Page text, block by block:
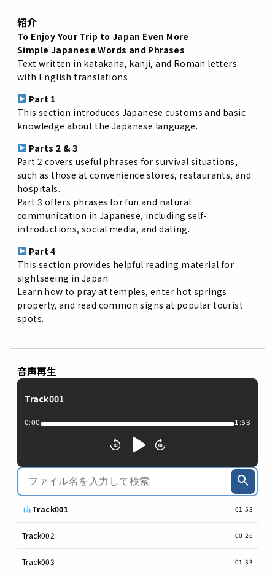
紹介
To Enjoy Your Trip to Japan Even More
Simple JapaneseWords and Phrases
Text written in katakana, kanji,and Roman letters
with English translations
Part 1
This section introduces Japanesecustomsand basic
knowledgeabout theJapanese language.
Parts 2 &3
Part 2 covers useful phrases forsurvival situations,
such as those at convenience stores, restaurants,and
hospitals.
Part 3 offers phrases forfunand natural
communication in Japanese, including self-
introductions,social media, anddating.
Part4
This section provides helpful reading material for
sightseeing inJapan.
Learn how to prayat temples,enter hotsprings
properly,and read commonsigns at popular tourist
spots.
音声再生
Track001
0:00 1:53
Track001 01:53
Track002 00:26
Track003 01:33